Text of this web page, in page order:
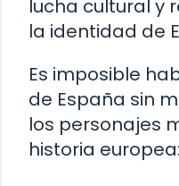
lucha cultural y
la identidad de
Es imposible
de España sin
los personajes
historia